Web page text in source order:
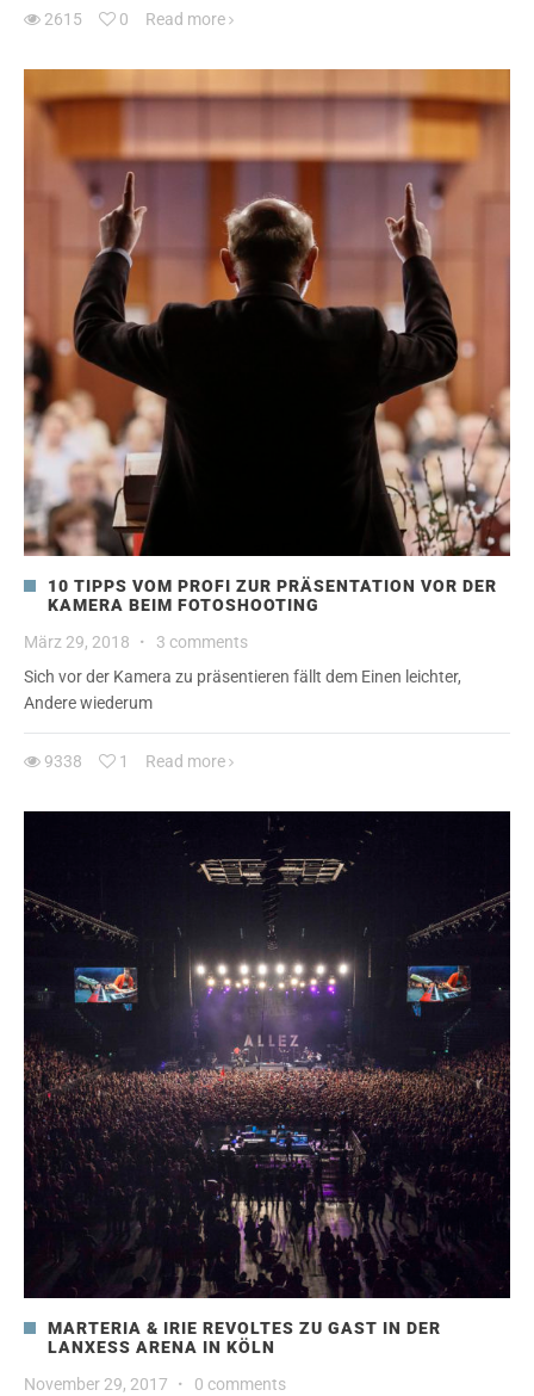
2615 0 Read more
10 TIPPS VOM PROFI ZUR PRÄSENTATION VOR DER
KAMERA BEIM FOTOSHOOTING
März 29, 2018
·
3 comments
Sich vor der Kamera zu präsentieren fällt dem Einen leichter,
Andere wiederum
9338 1 Read more
MARTERIA & IRIE REVOLTES ZU GAST IN DER
LANXESS ARENA IN KÖLN
November 29, 2017
·
0 comments